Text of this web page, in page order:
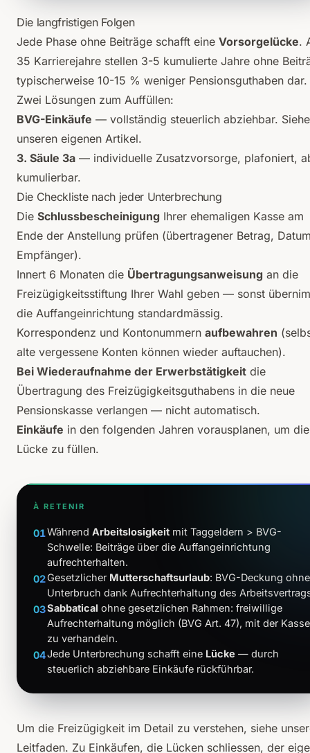
Die langfristigen Folgen
Jede Phase ohne Beiträge schafft eine Vorsorgelücke.
35 Karrierejahre stellen 3-5 kumulierte Jahre ohne
typischerweise 10-15 % weniger Pensionsguthaben dar.
Zwei Lösungen zum Auffüllen:
BVG-Einkäufe — vollständig steuerlich abziehbar. Siehe
unseren eigenen Artikel.
3. Säule 3a — individuelle Zusatzvorsorge, plafoniert,
kumulierbar.
Die Checkliste nach jeder Unterbrechung
Die Schlussbescheinigung Ihrer ehemaligen Kasse am
Ende der Anstellung prüfen (übertragener Betrag,
Empfänger).
Innert 6 Monaten die Übertragungsanweisung an die
Freizügigkeitsstiftung Ihrer Wahl geben — sonst
die Auffangeinrichtung standardmässig.
Korrespondenz und Kontonummern aufbewahren
alte vergessene Konten können wieder auftauchen).
Bei Wiederaufnahme der Erwerbstätigkeit die
Übertragung des Freizügigkeitsguthabens in die neue
Pensionskasse verlangen — nicht automatisch.
Einkäufe in den folgenden Jahren vorausplanen, um die
Lücke zu füllen.
À RETENIR
01Während Arbeitslosigkeit mit Taggeldern > BVG-
Schwelle: Beiträge über die Auffangeinrichtung
aufrechterhalten.
02Gesetzlicher Mutterschaftsurlaub: BVG-Deckung ohne
Unterbruch dank Aufrechterhaltung des
03Sabbatical ohne gesetzlichen Rahmen: freiwillige
Aufrechterhaltung möglich (BVG Art. 47), mit der Kasse
zu verhandeln.
04Jede Unterbrechung schafft eine Lücke — durch
steuerlich abziehbare Einkäufe rückführbar.
Um die Freizügigkeit im Detail zu verstehen, siehe
Leitfaden. Zu Einkäufen, die Lücken schliessen, der